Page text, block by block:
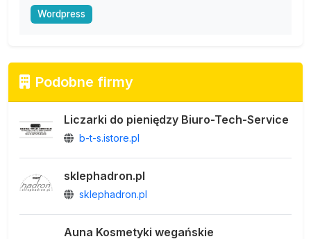
Wordpress
Podobne firmy
Liczarki do pieniędzy Biuro-Tech-Service
b-t-s.istore.pl
sklephadron.pl
sklephadron.pl
Auna Kosmetyki wegańskie